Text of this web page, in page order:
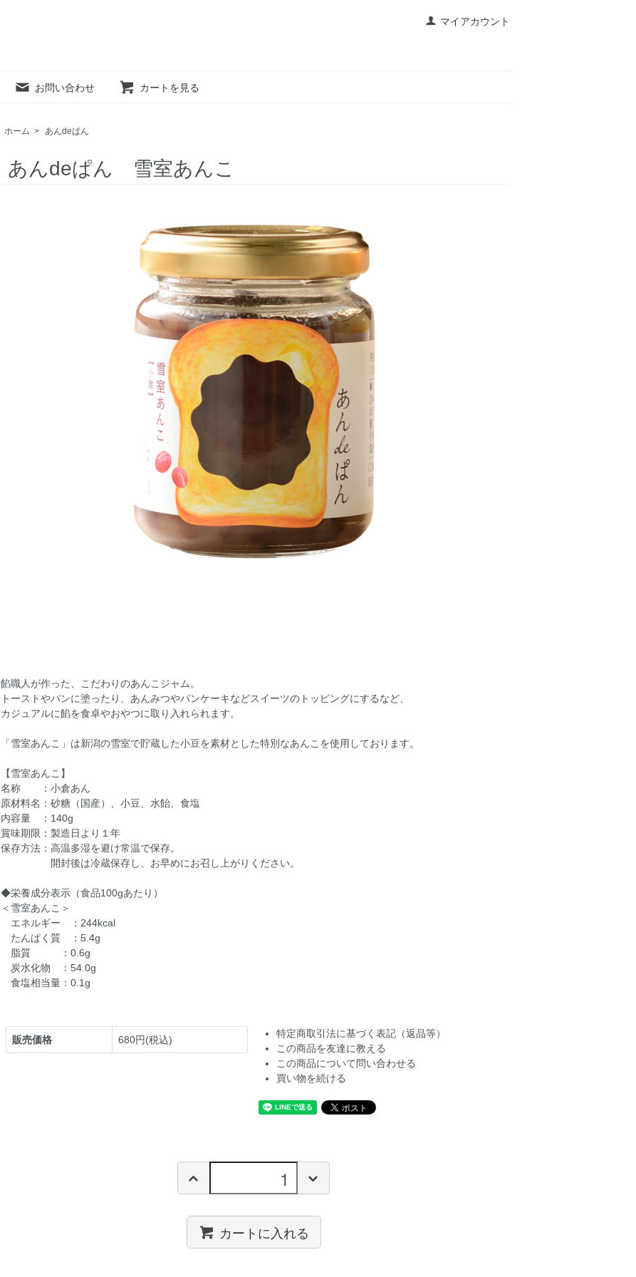
マイアカウント
お問い合わせ カートを見る
ホーム > あんdeぱん
あんdeぱん 雪室あんこ
餡職人が作った、こだわりのあんこジャム。
トーストやパンに塗ったり、あんみつやパンケーキなどスイーツのトッピングにするなど、
カジュアルに餡を食卓やおやつに取り入れられます。
「雪室あんこ」は新潟の雪室で貯蔵した小豆を素材とした特別なあんこを使用しております。
【雪室あんこ】
名称 ：小倉あん
原材料名：砂糖（国産）、小豆、水飴、食塩
内容量 ：140g
賞味期限：製造日より１年
保存方法：高温多湿を避け常温で保存。
開封後は冷蔵保存し、お早めにお召し上がりください。
◆栄養成分表示（食品100gあたり）
＜雪室あんこ＞
エネルギー ：244kcal
たんぱく質 ：5.4g
脂質 ：0.6g
炭水化物 ：54.0g
食塩相当量：0.1g
販売価格 680円(税込)
特定商取引法に基づく表記（返品等）
この商品を友達に教える
この商品について問い合わせる
買い物を続ける
カートに入れる